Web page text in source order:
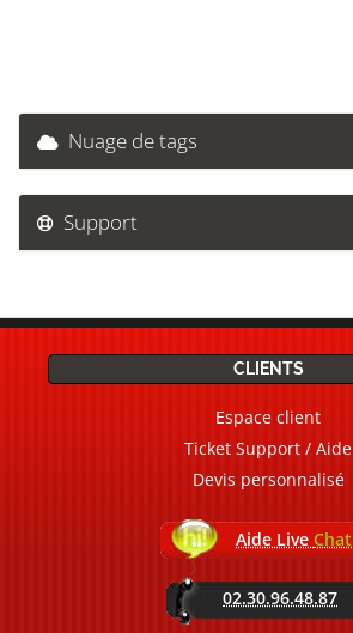
Nuage de tags
Support
CLIENTS
Espace client
Ticket Support / Aide
Devis personnalisé
Aide Live Chat
02.30.96.48.87